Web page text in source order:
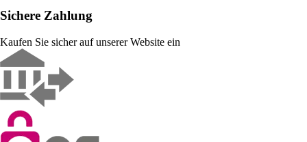
Sichere Zahlung
Kaufen Sie sicher auf unserer Website ein